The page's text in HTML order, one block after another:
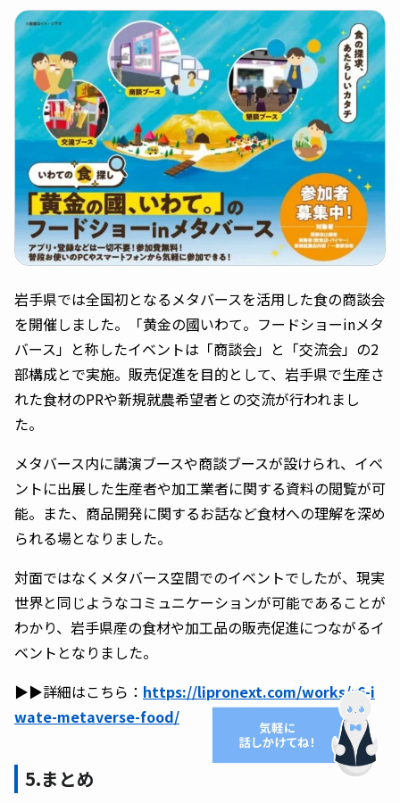
岩手県では全国初となるメタバースを活用した食の商談会
を開催しました。「黄金の國いわて。フードショーinメタ
バース」と称したイベントは「商談会」と「交流会」の2
部構成とで実施。販売促進を目的として、岩手県で生産さ
れた食材のPRや新規就農希望者との交流が行われまし
た。
メタバース内に講演ブースや商談ブースが設けられ、イベ
ントに出展した生産者や加工業者に関する資料の閲覧が可
能。また、商品開発に関するお話など食材への理解を深め
られる場となりました。
対面ではなくメタバース空間でのイベントでしたが、現実
世界と同じようなコミュニケーションが可能であることが
わかり、岩手県産の食材や加工品の販売促進につながるイ
ベントとなりました。
▶︎▶︎詳細はこちら： https://lipronext.com/works/r6-i
wate-metaverse-food/
5.まとめ